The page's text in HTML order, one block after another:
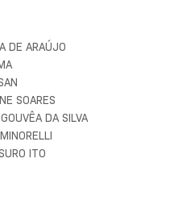
DE ARAÚJO
SOARES
DA SILVA
ITO